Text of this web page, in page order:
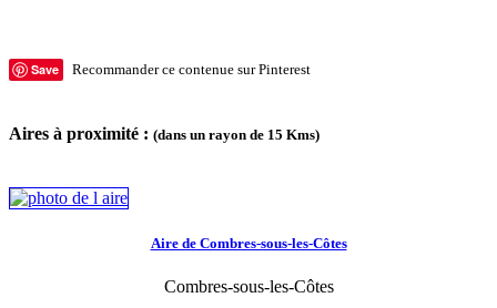
Save Recommander ce contenue sur Pinterest
Aires à proximité : (dans un rayon de 15 Kms)
Aire de Combres-sous-les-Côtes
Combres-sous-les-Côtes